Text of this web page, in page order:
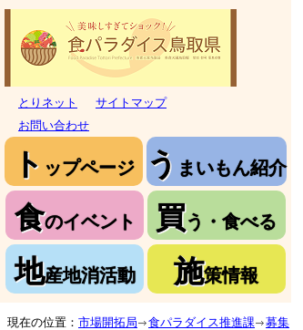
とりネット
サイトマップ
お問い合わせ
ト ップページ う まいもん紹介
食のイベント 買う・食べる
地産地消活動 施策情報
現在の位置： 市場開拓局 食パラダイス推進課
募集